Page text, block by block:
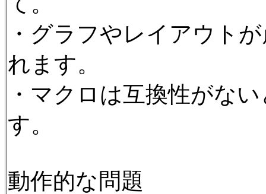
・グラフやレイアウト
れます。
・マクロは互換性がな
す。
動作的な問題